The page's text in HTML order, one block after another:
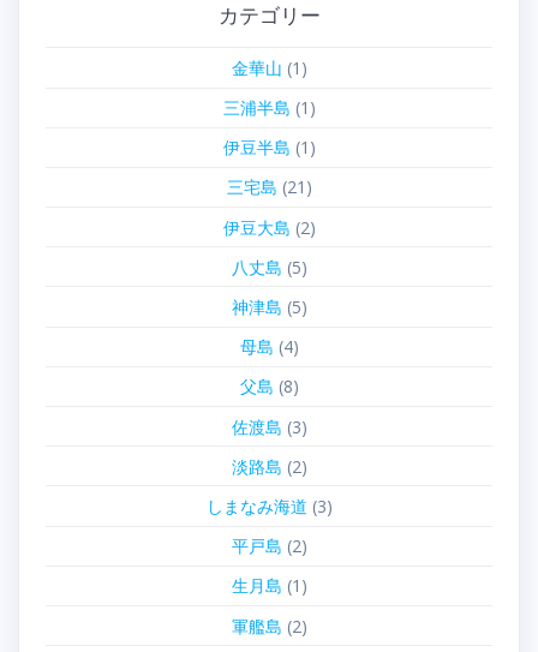
カテゴリー
金華山 (1)
三浦半島 (1)
伊豆半島 (1)
三宅島 (21)
伊豆大島 (2)
八丈島 (5)
神津島 (5)
母島 (4)
父島 (8)
佐渡島 (3)
淡路島 (2)
しまなみ海道 (3)
平戸島 (2)
生月島 (1)
軍艦島 (2)